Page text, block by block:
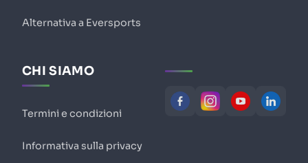
Alternativa a Eversports
CHI SIAMO
Termini e condizioni
Informativa sulla privacy